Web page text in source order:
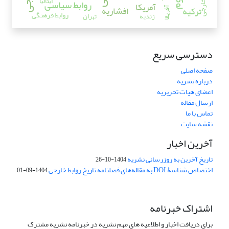
روابط سیاسی آمریکا افشاریه ترکیه روابط فرهنگی تهران آفریقا زندیه
دسترسی سریع
صفحه اصلی
درباره نشریه
اعضای هیات تحریریه
ارسال مقاله
تماس با ما
نقشه سایت
آخرین اخبار
تاریخ آخرین به روزرسانی نشریه1404-10-26
اختصاص شناسۀ DOI به مقاله‌های فصلنامه تاریخ روابط خارجی 1404-09-01
اشتراک خبرنامه
برای دریافت اخبار و اطلاعیه های مهم نشریه در خبرنامه نشریه مشترک